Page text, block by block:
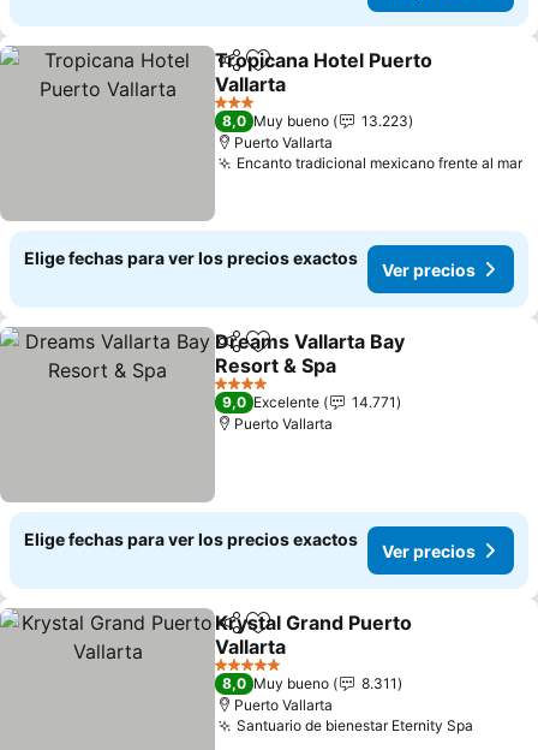
Compartir
Agregar a favoritos
Tropicana Hotel Puerto
Vallarta
Ver precios
3 Estrellas
8,0 Muy bueno
13.223
Puerto Vallarta
Encanto tradicional mexicano frente al mar
Elige fechas para ver los precios exactos
Ver precios
CompartirAgregar a favoritos
Dreams Vallarta Bay
Resort & Spa
Ver precios
4 Estrellas
9,0 Excelente
14.771
Puerto Vallarta
Elige fechas para ver los precios exactos
Ver precios
CompartirAgregar a favoritos
Krystal Grand Puerto
Vallarta
Ver precios
5 Estrellas
8,0 Muy bueno
8.311
Puerto Vallarta
Santuario de bienestar Eternity Spa